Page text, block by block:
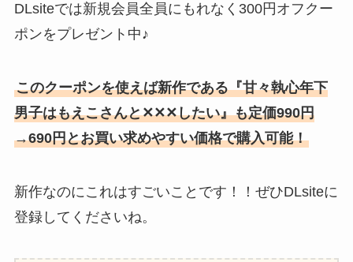
DLsiteでは新規会員全員にもれなく300円オフクー
ポンをプレゼント中♪
このクーポンを使えば新作である『甘々執心年下
男子はもえこさんと✕✕✕したい』も定価990円
→690円とお買い求めやすい価格で購入可能！
新作なのにこれはすごいことです！！ぜひDLsiteに
登録してくださいね。